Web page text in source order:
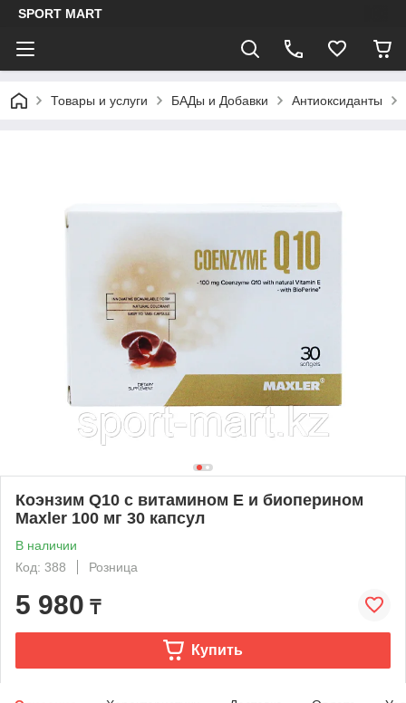
SPORT MART
Товары и услуги БАДы и Добавки Антиоксиданты
Коэнзим Q10 с витамином Е и биоперином
Maxler 100 мг 30 капсул
В наличии
Код: 388
Розница
5 980 ₸
Купить